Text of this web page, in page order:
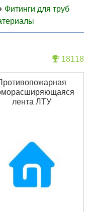
Фитинги для труб
18118
лента ЛТУ